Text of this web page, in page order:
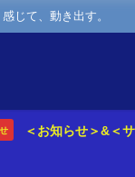
じて、動き出す。
＜お知らせ＞&＜